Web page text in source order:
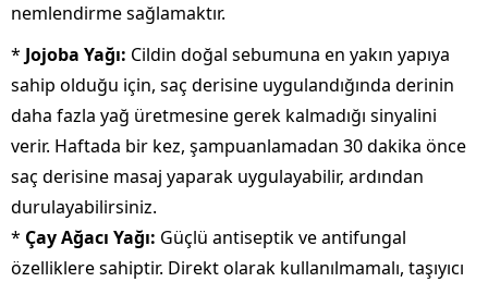
nemlendirme sağlamaktır.
* Jojoba Yağı: Cildin doğal sebumuna en yakın yapıya
sahip olduğu için, saç derisine uygulandığında derinin
daha fazla yağ üretmesine gerek kalmadığı sinyalini
verir. Haftada bir kez, şampuanlamadan 30 dakika önce
saç derisine masaj yaparak uygulayabilir, ardından
durulayabilirsiniz.
* Çay Ağacı Yağı: Güçlü antiseptik ve antifungal
özelliklere sahiptir. Direkt olarak kullanılmamalı, taşıyıcı